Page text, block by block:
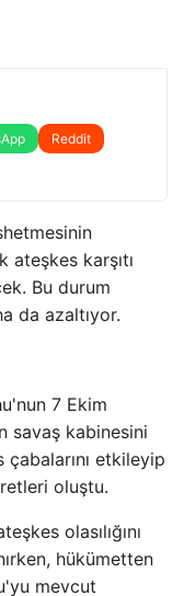
Reddit
ateşkes karşıtı
Bu durum
da azaltıyor.
7 Ekim
savaş kabinesini
etkileyip
oluştu.
olasılığını
hükümetten
mevcut